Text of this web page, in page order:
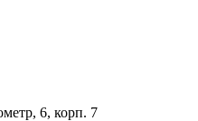
6, корп. 7